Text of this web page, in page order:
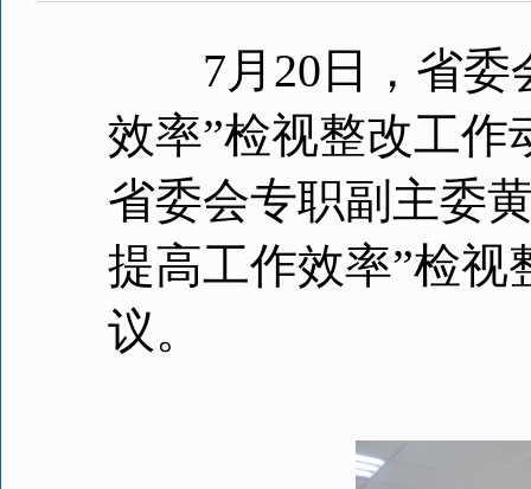
7月20日，省委
效率”检视整改工
省委会专职副主委
提高工作效率”检
议。